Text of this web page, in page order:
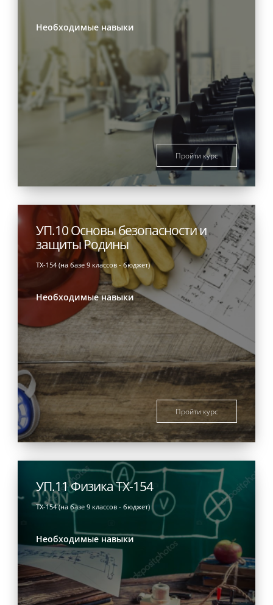
Необходимые навыки
Пройти курс
УП.10 Основы безопасности и
защиты Родины
ТХ-154 (на базе 9 классов - бюджет)
Необходимые навыки
Пройти курс
УП.11 Физика ТХ-154
ТХ-154 (на базе 9 классов - бюджет)
Необходимые навыки